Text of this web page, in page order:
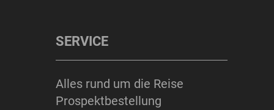
SERVICE
Alles rund um die Reise
Prospektbestellung